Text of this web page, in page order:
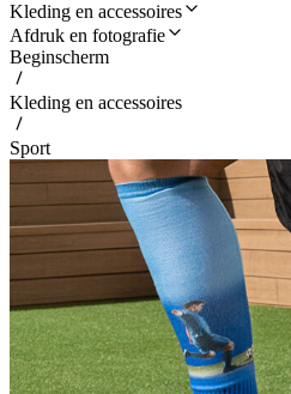
Kleding en accessoires
Afdruk en fotografie
Beginscherm
Kleding en accessoires
Sport